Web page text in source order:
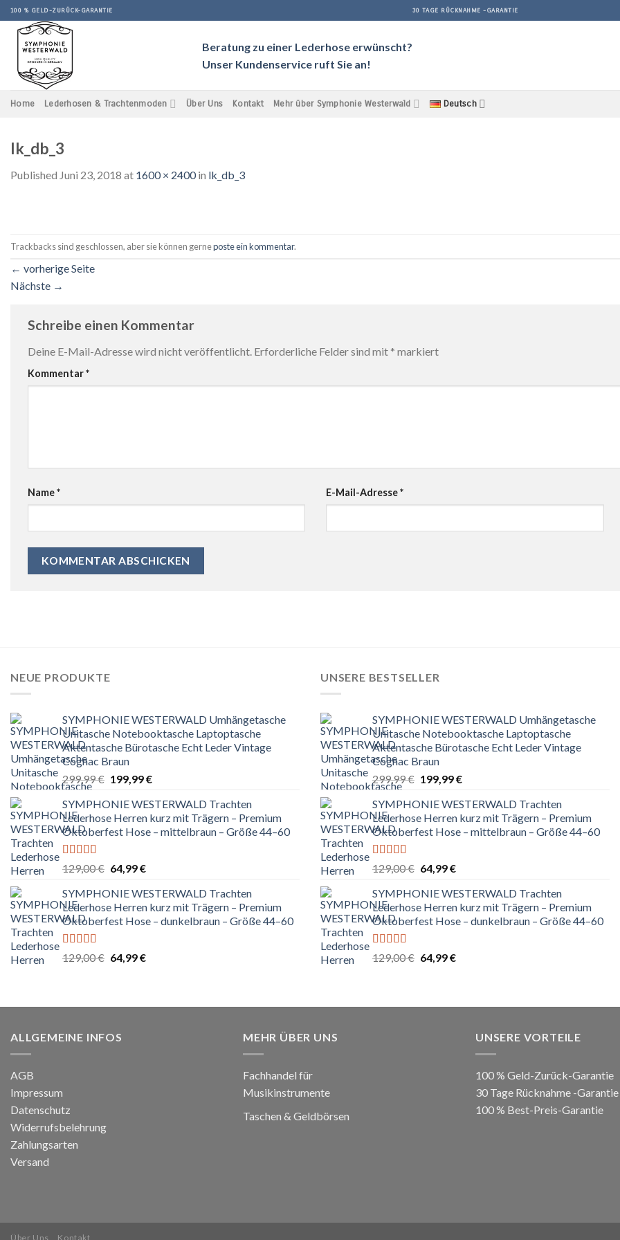
Skip
to
content
100 % GELD-ZURÜCK-GARANTIE 30 TAGE RÜCKNAHME -GARANTIE
Beratung zu einer Lederhose erwünscht?
Unser Kundenservice ruft Sie an!
Home Lederhosen & Trachtenmoden Über Uns Kontakt Mehr über Symphonie Westerwald Deutsch
lk_db_3
Published Juni 23, 2018 at 1600 × 2400in lk_db_3
Trackbacks sind geschlossen, aber sie können gerneposte ein kommentar.
← vorherige Seite
Nächste →
Schreibe einen Kommentar
Deine E-Mail-Adresse wird nicht veröffentlicht. Erforderliche Felder sind mit * markiert
Kommentar*
Name* E-Mail-Adresse*
NEUE PRODUKTE
SYMPHONIE WESTERWALD Umhängetasche
Unitasche Notebooktasche Laptoptasche
Aktentasche Bürotasche Echt Leder Vintage
Cognac Braun
299,99€ Ursprünglicher
war:
299,99 €
199,99€Aktueller
ist:
199,99 €.
SYMPHONIE WESTERWALD Trachten
Lederhose Herren kurz mit Trägern – Premium
Oktoberfest Hose – mittelbraun – Größe 44–60
Bewertet
5.00
5
129,00€ Ursprünglicher
war:
129,00 €
64,99€Aktueller
ist:
64,99 €.
SYMPHONIE WESTERWALD Trachten
Lederhose Herren kurz mit Trägern – Premium
Oktoberfest Hose – dunkelbraun – Größe 44–60
Bewertet
5.00
129,00€ Ursprünglicher
64,99€Aktueller
UNSERE BESTSELLER
SYMPHONIE WESTERWALD Umhängetasche
Unitasche Notebooktasche Laptoptasche
Aktentasche Bürotasche Echt Leder Vintage
Cognac Braun
299,99€ Ursprünglicher
war:
299,99 €
199,99€Aktueller
ist:
199,99 €.
SYMPHONIE WESTERWALD Trachten
Lederhose Herren kurz mit Trägern – Premium
Oktoberfest Hose – mittelbraun – Größe 44–60
Bewertet
5.00
5
129,00€ Ursprünglicher
war:
129,00 €
64,99€Aktueller
ist:
64,99 €.
SYMPHONIE WESTERWALD Trachten
Lederhose Herren kurz mit Trägern – Premium
Oktoberfest Hose – dunkelbraun – Größe 44–60
Bewertet
5.00
129,00€ Ursprünglicher
64,99€Aktueller
ALLGEMEINE INFOS
AGB
Impressum
Datenschutz
Widerrufsbelehrung
Zahlungsarten
Versand
MEHR ÜBER UNS
Fachhandel für
Musikinstrumente
Taschen & Geldbörsen
UNSERE VORTEILE
100 % Geld-Zurück-Garantie
30 Tage Rücknahme -Garantie
100 % Best-Preis-Garantie
Über Uns Kontakt